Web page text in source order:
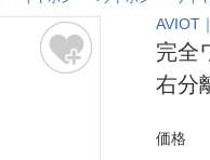
AVIOT
完全
右分
価格